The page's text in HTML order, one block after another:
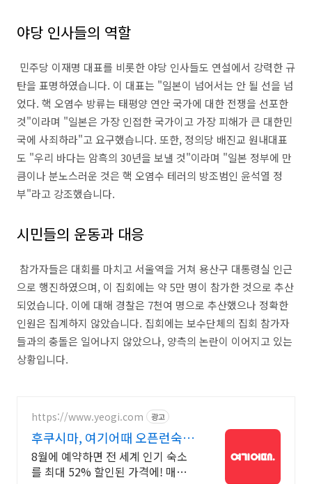
야당 인사들의 역할
민주당 이재명 대표를 비롯한 야당 인사들도 연설에서 강력한 규
탄을 표명하였습니다. 이 대표는 "일본이 넘어서는 안 될 선을 넘
었다. 핵 오염수 방류는 태평양 연안 국가에 대한 전쟁을 선포한
것"이라며 "일본은 가장 인접한 국가이고 가장 피해가 큰 대한민
국에 사죄하라"고 요구했습니다. 또한, 정의당 배진교 원내대표
도 "우리 바다는 암흑의 30년을 보낼 것"이라며 "일본 정부에 만
큼이나 분노스러운 것은 핵 오염수 테러의 방조범인 윤석열 정
부"라고 강조했습니다.
시민들의 운동과 대응
참가자들은 대회를 마치고 서울역을 거쳐 용산구 대통령실 인근
으로 행진하였으며, 이 집회에는 약 5만 명이 참가한 것으로 추산
되었습니다. 이에 대해 경찰은 7천여 명으로 추산했으나 정확한
인원은 집계하지 않았습니다. 집회에는 보수단체의 집회 참가자
들과의 충돌은 일어나지 않았으나, 양측의 논란이 이어지고 있는
상황입니다.
https://www.yeogi.com 광고
후쿠시마, 여기어때 오픈런숙소
최대 81% 할인
8월에 예약하면 전 세계 인기 숙소
를 최대 52% 할인된 가격에! 매주